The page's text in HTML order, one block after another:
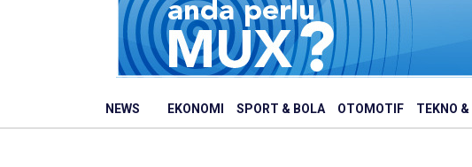
NEWS EKONOMI SPORT & BOLA OTOMOTIF TEKNO &